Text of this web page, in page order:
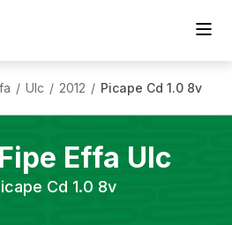
/ Ulc / 2012 / Picape Cd 1.0 8v
Effa Ulc
Cd 1.0 8v